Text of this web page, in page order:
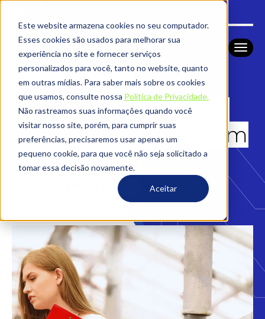
Este website armazena cookies no seu computador.
Esses cookies são usados ​​para melhorar sua
experiência no site e fornecer serviços
personalizados para você, tanto no website, quanto
em outras mídias. Para saber mais sobre os cookies
que usamos, consulte nossa Política de Privacidade.
Não rastreamos suas informações quando você
visitar nosso site, porém, para cumprir suas
preferências, precisaremos usar apenas um
pequeno cookie, para que você não seja solicitado a
tomar essa decisão novamente.
Aceitar
HOME ENGENHARIA AMBIENTAL
Quais habilidades o
aluno desenvolve em
Engenharia
Ambiental?